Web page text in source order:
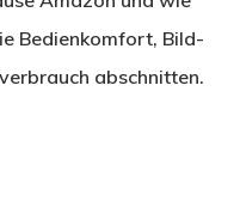
Bedienkomfort, Bild-
abschnitten.